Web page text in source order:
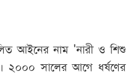
আইনের নাম 'নারী ও শিশু
২০০০ সালের আগে ধর্ষণের